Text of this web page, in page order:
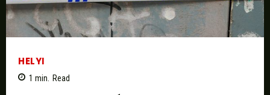
HELYI
1 min. Read